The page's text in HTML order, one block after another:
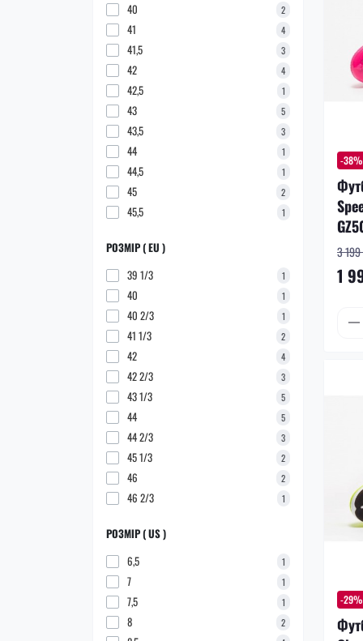
40 2
41 4
41,5 3
42 4
42,5 1
43 5
43,5 3
44 1
44,5 1
45 2
45,5 1
РОЗМІР ( EU )
39 1/3
1
40 1
40 2/3 1
41 1/3 2
42 4
42 2/3 3
43 1/3 5
44 5
44 2/3 3
45 1/3 2
46 2
46 2/3 1
РОЗМІР ( US )
6,5
1
7 1
7,5 1
8 2
-38%
3 199
1
-29%